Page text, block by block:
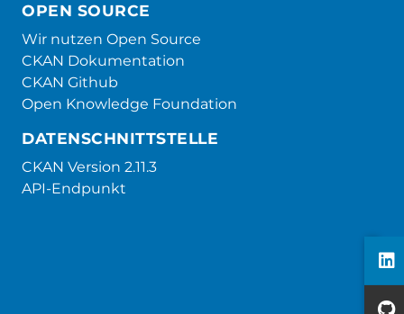
OPEN SOURCE
Wir nutzen Open Source
CKAN Dokumentation
CKAN Github
Open Knowledge Foundation
DATENSCHNITTSTELLE
CKAN Version 2.11.3
API-Endpunkt